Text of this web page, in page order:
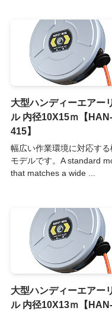
大型ハンディーエアー
ル 内径10X15ｍ【HAN-
415】
幅広い作業環境に対応する
モデルです。A standard
that matches a wide ...
大型ハンディーエアー
ル 内径10X13ｍ【HAN-